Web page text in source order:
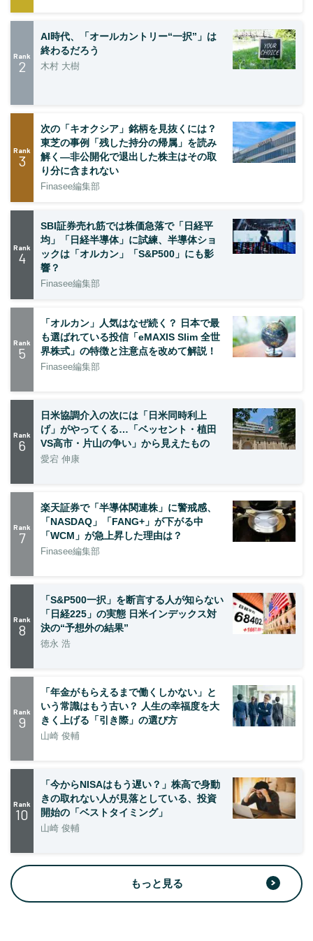
Rank
2
AI時代、「オールカントリー“一択”」は
終わるだろう
木村 大樹
Rank
3
次の「キオクシア」銘柄を見抜くには？
東芝の事例「残した持分の帰属」を読み
解く—非公開化で退出した株主はその取
り分に含まれない
Finasee編集部
Rank
4
SBI証券売れ筋では株価急落で「日経平
均」「日経半導体」に試練、半導体ショ
ックは「オルカン」「S&P500」にも影
響？
Finasee編集部
Rank
5
「オルカン」人気はなぜ続く？ 日本で最
も選ばれている投信「eMAXIS Slim 全世
界株式」の特徴と注意点を改めて解説！
Finasee編集部
Rank
6
日米協調介入の次には「日米同時利上
げ」がやってくる…「ベッセント・植田
VS高市・片山の争い」から見えたもの
愛宕 伸康
Rank
7
楽天証券で「半導体関連株」に警戒感、
「NASDAQ」「FANG+」が下がる中
「WCM」が急上昇した理由は？
Finasee編集部
Rank
8
「S&P500一択」を断言する人が知らない
「日経225」の実態 日米インデックス対
決の“予想外の結果”
徳永 浩
Rank
9
「年金がもらえるまで働くしかない」と
いう常識はもう古い？ 人生の幸福度を大
きく上げる「引き際」の選び方
山崎 俊輔
Rank
10
「今からNISAはもう遅い？」株高で身動
きの取れない人が見落としている、投資
開始の「ベストタイミング」
山崎 俊輔
もっと見る